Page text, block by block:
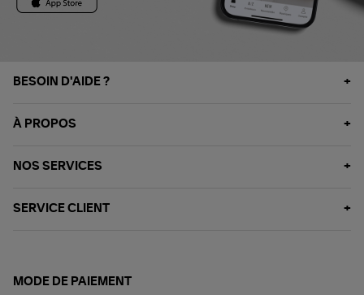
BESOIN D'AIDE ?
À PROPOS
NOS SERVICES
SERVICE CLIENT
MODE DE PAIEMENT